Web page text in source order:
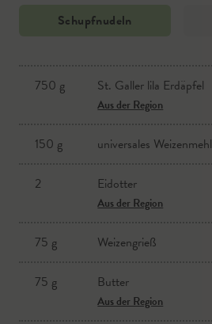
Schupfnudeln
750 g St. Galler lila Erdäpfel
Aus der Region
150 g universales Weizenmehl
2 Eidotter
Aus der Region
75 g Weizengrieß
75 g Butter
Aus der Region
Kürbiskernöl
Aus der Region
Butter